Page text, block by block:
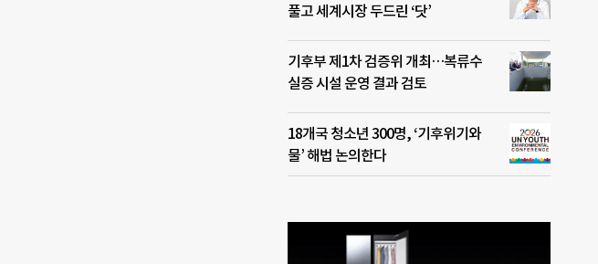
풀고 세계시장 두드린 ‘닷’
기후부 제1차 검증위 개최…복류수
실증 시설 운영 결과 검토
18개국 청소년 300명, ‘기후위기와
물’ 해법 논의한다